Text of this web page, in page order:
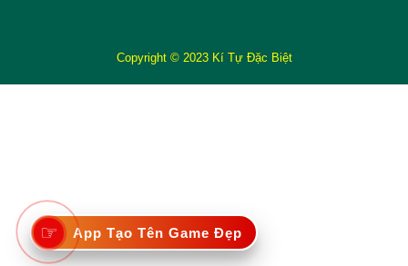
Copyright © 2023 Kí Tự Đặc Biệt
☞ App Tạo Tên Game Đẹp